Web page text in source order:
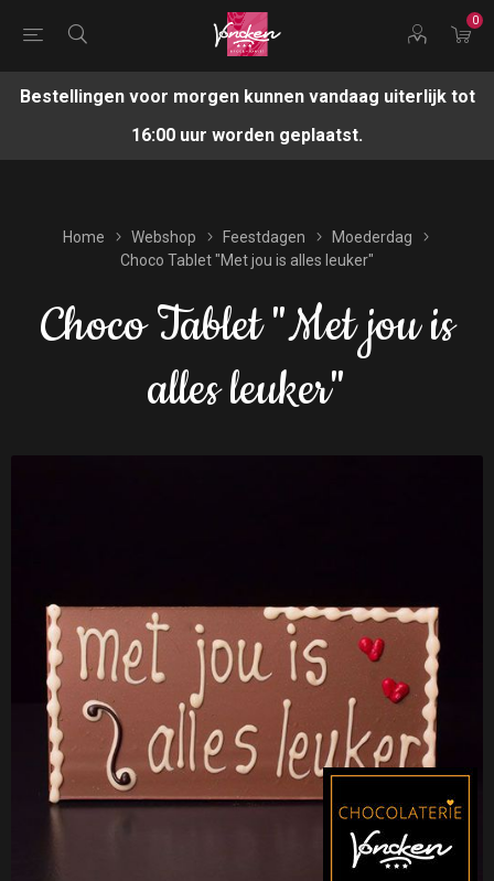
0
Bestellingen voor morgen kunnen vandaag uiterlijk tot
16:00 uur worden geplaatst.
Home Webshop Feestdagen
Moederdag
Choco Tablet "Met jou is alles leuker"
Choco Tablet "Met jou is
alles leuker"